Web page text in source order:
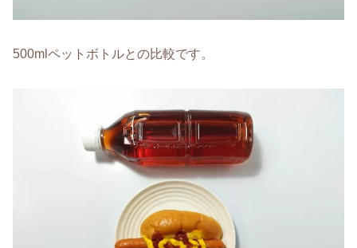
500mlペットボトルとの比較です。